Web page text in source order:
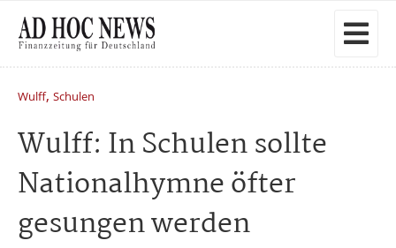
Wulff, Schulen
Wulff: In Schulen sollte
Nationalhymne öfter
gesungen werden